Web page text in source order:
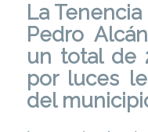
La Tenencia
Pedro
un total de
por luces
del